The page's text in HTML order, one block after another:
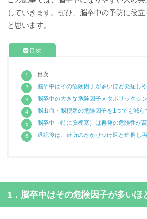
していきます。ぜひ、脳卒中の予防に役
と思います。
目次
脳卒中はその危険因子が多いほど発症し
脳卒中の大きな危険因子メタボリックシ
脳出血・脳梗塞の危険因子を1つでも減ら
脳卒中（特に脳梗塞）は再発の危険性が
退院後は、近所のかかりつけ医と連携し
1．脳卒中はその危険因子が多いほ